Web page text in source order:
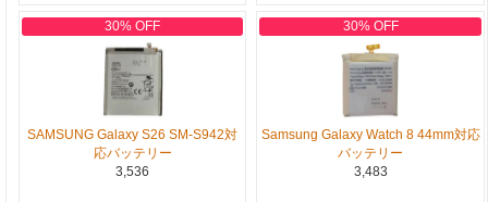
30% OFF
SAMSUNG Galaxy S26 SM-S942対
応バッテリー
3,536
30% OFF
Samsung Galaxy Watch 8 44mm対応
バッテリー
3,483